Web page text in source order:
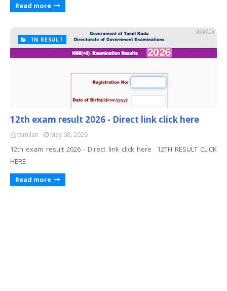
Read more
TN RESULT
12th exam result 2026 - Direct link click here
tamilan May 08, 2026
12th exam result 2026 - Direct link click here 12TH RESULT CLICK
HERE
Read more